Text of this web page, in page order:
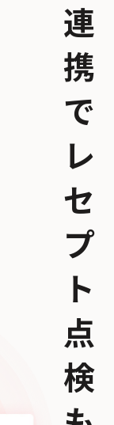
連
携
で
レ
セ
プ
ト
点
検